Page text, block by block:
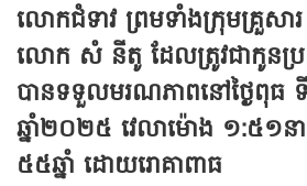
លោកជំទាវ ព្រមទាំងក្រុមគ្រួស
លោក សំ នីតូ ដែលត្រូវជាកូនប្រ
បានទទួលមរណភាពនៅថ្ងៃពុធ ទី
ឆ្នាំ២០២៥ វេលាម៉ោង ១:៥១នា
៥៥ឆ្នាំ ដោយរោគាពាធ